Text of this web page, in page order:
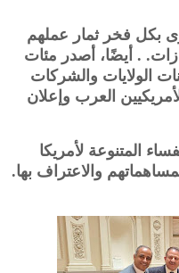
بكل فخر ثمار عملهم
. أيضًا، أصدر مئات
الولايات والشركات
العرب وإعلان
المتنوعة لأمريكا
والاعتراف بها.